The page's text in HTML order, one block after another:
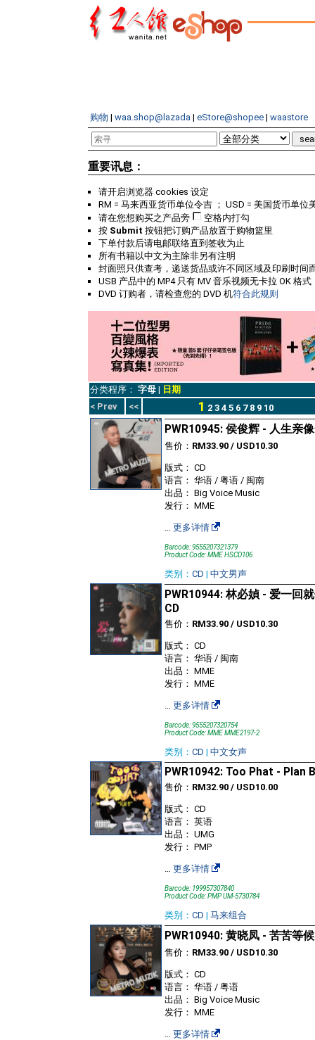
购物 | waa.shop@lazada | eStore@shopee | waastore
重要讯息：
请开启浏览器 cookies 设定
RM = 马来西亚货币单位令吉 ； USD = 美国货币单位
请在您想购买之产品旁
空格内打勾
按 Submit 按钮把订购产品放置于购物篮里
下单付款后请电邮联络直到签收为止
所有书籍以中文为主除非另有注明
封面照只供查考，递送货品或许不同区域及印刷时间
USB 产品中的 MP4 只有 MV 音乐视频无卡拉 OK 格式
DVD 订购者，请检查您的 DVD 机符合此规则
分类程序： 字母 | 日期
< Prev
<< 1 2 3 4 5 6 7 8 9 10
PWR10945: 侯俊辉 - 人生亲
售价： RM33.90 / USD10.30
版式： CD
语言： 华语 / 粤语 / 闽南
出品： Big Voice Music
发行： MME
… 更多详情
Barcode: 9555207321379
Product Code: MME HSCD106
类别： CD | 中文男声
PWR10944: 林必媜 - 爱一回
CD
售价： RM33.90 / USD10.30
版式： CD
语言： 华语 / 闽南
出品： MME
发行： MME
… 更多详情
Barcode: 9555207320754
Product Code: MME MME2197-2
类别： CD | 中文女声
PWR10942: Too Phat - Plan
售价： RM32.90 / USD10.00
版式： CD
语言： 英语
出品： UMG
发行： PMP
… 更多详情
Barcode: 199957307840
Product Code: PMP UM-5730784
类别： CD | 马来组合
PWR10940: 黄晓凤 - 苦苦等
售价： RM33.90 / USD10.30
版式： CD
语言： 华语 / 粤语
出品： Big Voice Music
发行： MME
… 更多详情